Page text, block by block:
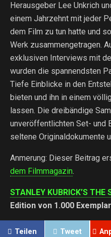
Herausgeber Lee Unkrich
einem Jahrzehnt mit jeder
dem Film zu tun hatte und
Werk zusammengetragen.
exklusiven Interviews mit
wurden die spannendsten
Tiefe Einblicke in den
bieten und ihn in einem
lassen. Die dreibändige
unveröffentlichten Set- und
seltene Originaldokumente
Anmerung: Dieser Beitrag
dem Filmmagazin.
STANLEY KUBRICK’S THE
Edition von 1.000
Teilen Tweet